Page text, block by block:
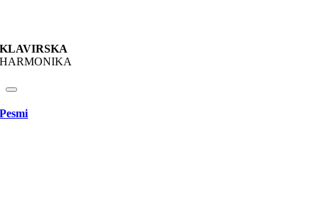
KLAVIRSKA
HARMONIKA
Pesmi